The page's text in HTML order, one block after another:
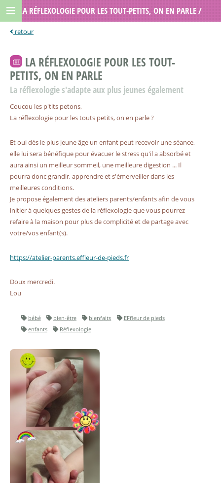
LA RÉFLEXOLOGIE POUR LES TOUT-
PETITS, ON EN PARLE
La réflexologie s'adapte aux plus jeunes également
Coucou les p'tits petons,
La réflexologie pour les touts petits, on en parle ️?
Et oui dès le plus jeune âge un enfant peut recevoir une séance,
elle lui sera bénéfique pour évacuer le stress qu'il a absorbé et
aura ainsi un meilleur sommeil, une meilleure digestion ... Il
pourra donc grandir, apprendre et s'émerveiller dans les
meilleures conditions.
Je propose également des ateliers parents/enfants afin de vous
initier à quelques gestes de la réflexologie que vous pourrez
refaire à la maison pour plus de complicité et de partage avec
votre/vos enfant(s).
https://atelier-parents.effleur-de-pieds.fr
Doux mercredi.
Lou
bébé bien-être bienfaits
EFfleur de pieds
enfants
Réflexologie
LA RÉFLEXOLOGIE POUR LES TOUT-PETITS, ON EN PARLE /